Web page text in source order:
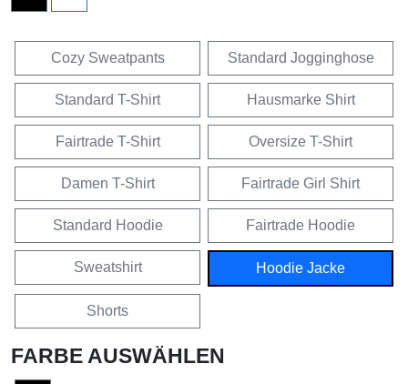
Cozy Sweatpants Standard Jogginghose
Standard T-Shirt Hausmarke Shirt
Fairtrade T-Shirt Oversize T-Shirt
Damen T-Shirt Fairtrade Girl Shirt
Standard Hoodie Fairtrade Hoodie
Sweatshirt Hoodie Jacke
Shorts
FARBE AUSWÄHLEN